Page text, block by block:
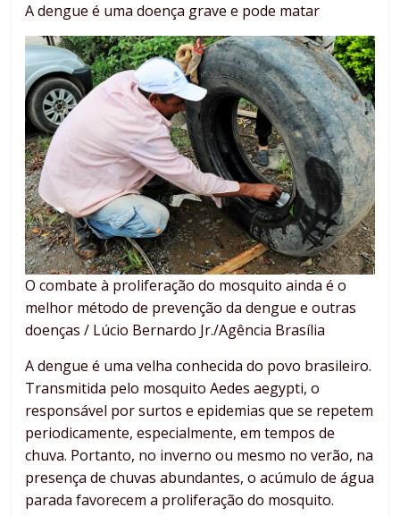
A dengue é uma doença grave e pode matar
O combate à proliferação do mosquito ainda é o
melhor método de prevenção da dengue e outras
doenças / Lúcio Bernardo Jr./Agência Brasília
A dengue é uma velha conhecida do povo brasileiro.
Transmitida pelo mosquito Aedes aegypti, o
responsável por surtos e epidemias que se repetem
periodicamente, especialmente, em tempos de
chuva. Portanto, no inverno ou mesmo no verão, na
presença de chuvas abundantes, o acúmulo de água
parada favorecem a proliferação do mosquito.